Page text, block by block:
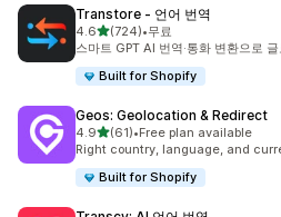
Transtore ‑ 언어 번역
4.6별 5개 중
(724)
총 리뷰 724개
•무료
스마트 GPT AI 번역·통화 변환으로
Built for Shopify
Geos: Geolocation & Redirect
4.9별 5개 중
(61)
총 리뷰 61개
•Free plan available
Right country, language, and
Built for Shopify